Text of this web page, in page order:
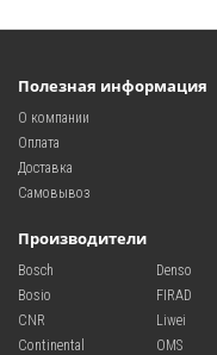
Полезная информация
О компании
Оплата
Доставка
Самовывоз
Производители
Bosch
Bosio
CNR
Continental
Denso
FIRAD
Liwei
OMS